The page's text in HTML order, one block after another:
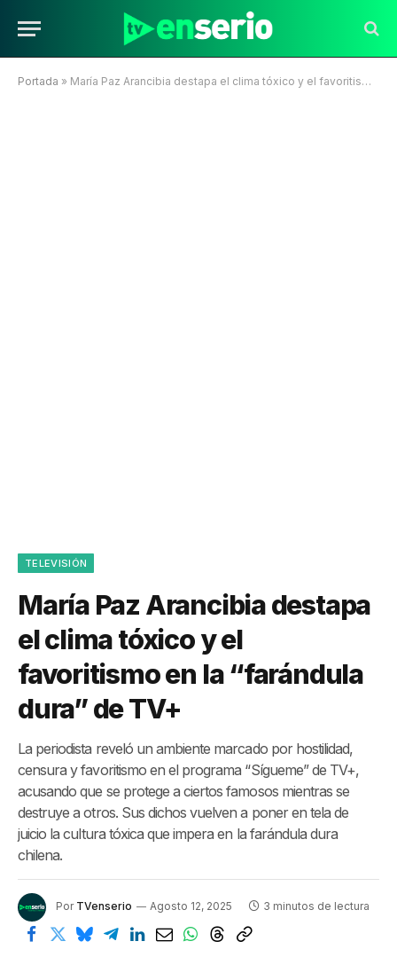
Portada » María Paz Arancibia destapa el clima tóxico y el favoritismo en la “farándula dura” de TV+
TELEVISIÓN
María Paz Arancibia destapa
el clima tóxico y el
favoritismo en la “farándula
dura” de TV+
La periodista reveló un ambiente marcado por hostilidad,
censura y favoritismo en el programa “Sígueme” de TV+,
acusando que se protege a ciertos famosos mientras se
destruye a otros. Sus dichos vuelven a poner en tela de
juicio la cultura tóxica que impera en la farándula dura
chilena.
Por TVenserio Agosto 12, 2025 3 minutos de lectura